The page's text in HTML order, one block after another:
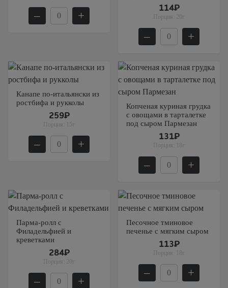
– +
114₽
Порция: 20г
– +
Канапе по-итальянски из
ростбифа и рукколы
259₽
Порция: 15г
– +
Копченая куриная грудка
с овощами в тарталетке
под сыром Пармезан
131₽
Порция: 18г
– +
Парма-ролл с
Филадельфией и
креветками
284₽
Порция: 20г
– +
Песочное тминовое
печенье с мягким сыром
113₽
Порция: 18г
– +